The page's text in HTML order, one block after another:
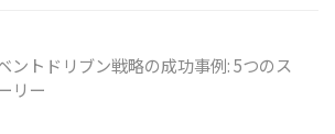
ントドリブン戦略の成功事例: 5つのス
リー